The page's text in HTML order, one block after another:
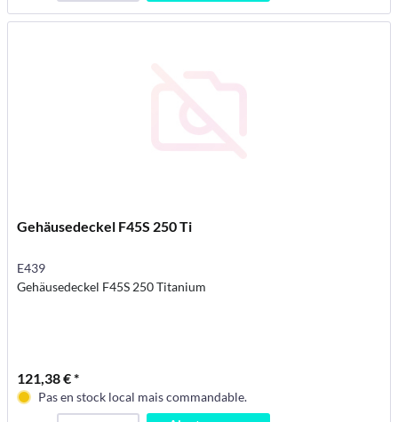
Gehäusedeckel F45S 250 Ti
E439
Gehäusedeckel F45S 250 Titanium
121,38 € *
Pas en stock local mais commandable.